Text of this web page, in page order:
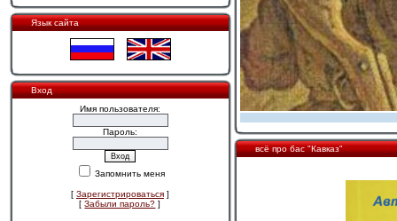
Язык сайта
Вход
Имя пользователя:
Пароль:
Запомнить меня
[ Зарегистрироваться ]
[Забыли пароль? ]
всё про бас "Кавказ"